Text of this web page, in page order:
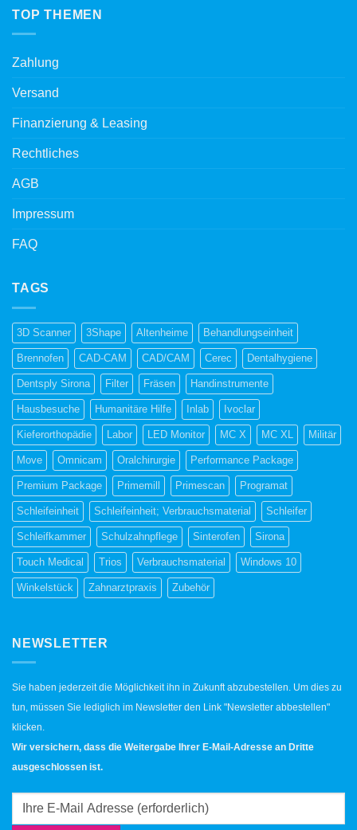
TOP THEMEN
Zahlung
Versand
Finanzierung & Leasing
Rechtliches
AGB
Impressum
FAQ
TAGS
3D Scanner 3Shape Altenheime Behandlungseinheit
Brennofen CAD-CAM CAD/CAM Cerec Dentalhygiene
Dentsply Sirona Filter Fräsen Handinstrumente
Hausbesuche Humanitäre Hilfe Inlab Ivoclar
Kieferorthopädie Labor LED Monitor MC X MC XL Militär
Move Omnicam Oralchirurgie Performance Package
Premium Package Primemill Primescan Programat
Schleifeinheit Schleifeinheit; Verbrauchsmaterial Schleifer
Schleifkammer Schulzahnpflege Sinterofen Sirona
Touch Medical Trios Verbrauchsmaterial Windows 10
Winkelstück Zahnarztpraxis Zubehör
NEWSLETTER
Sie haben jederzeit die Möglichkeit ihn in Zukunft abzubestellen. Um dies zu
tun, müssen Sie lediglich im Newsletter den Link "Newsletter abbestellen"
klicken.
Wir versichern, dass die Weitergabe Ihrer E-Mail-Adresse an Dritte
ausgeschlossen ist.